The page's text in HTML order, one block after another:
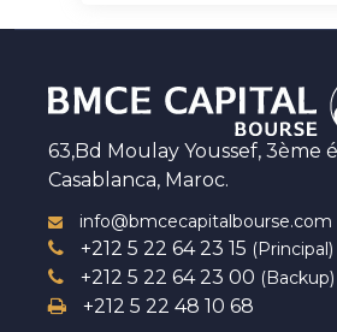
63,Bd Moulay Youssef, 3ème
Casablanca, Maroc.
info@bmcecapitalbourse.com
+212 5 22 64 23 15 (Principal)
+212 5 22 64 23 00 (Backup)
+212 5 22 48 10 68